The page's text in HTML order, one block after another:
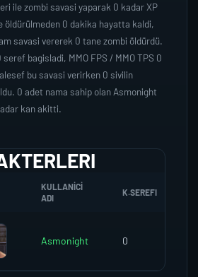
ile zombi savasi yaparak 0 kadar XP
öldürülmeden 0 dakika hayatta kaldi,
savasi vererek 0 tane zombi öldürdü.
bagisladi, MMO FPS / MMO TPS 0
bu savasi verirken 0 sivilin
0 adet nama sahip olan Asmonight
kan akitti.
KULLANICI
ADI
K.SEREFI
Asmonight 0